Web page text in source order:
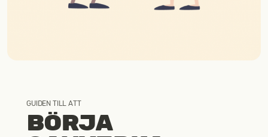
GUIDEN TILL ATT
Börja